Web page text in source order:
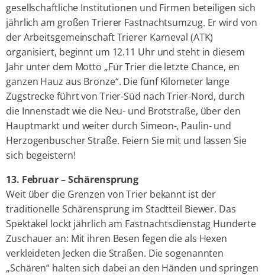
gesellschaftliche Institutionen und Firmen beteiligen sich
jährlich am großen Trierer Fastnachtsumzug. Er wird von
der Arbeitsgemeinschaft Trierer Karneval (ATK)
organisiert, beginnt um 12.11 Uhr und steht in diesem
Jahr unter dem Motto „Für Trier die letzte Chance, en
ganzen Hauz aus Bronze“. Die fünf Kilometer lange
Zugstrecke führt von Trier-Süd nach Trier-Nord, durch
die Innenstadt wie die Neu- und Brotstraße, über den
Hauptmarkt und weiter durch Simeon-, Paulin- und
Herzogenbuscher Straße. Feiern Sie mit und lassen Sie
sich begeistern!
13. Februar – Schärensprung
Weit über die Grenzen von Trier bekannt ist der
traditionelle Schärensprung im Stadtteil Biewer. Das
Spektakel lockt jährlich am Fastnachtsdienstag Hunderte
Zuschauer an: Mit ihren Besen fegen die als Hexen
verkleideten Jecken die Straßen. Die sogenannten
„Schären“ halten sich dabei an den Händen und springen